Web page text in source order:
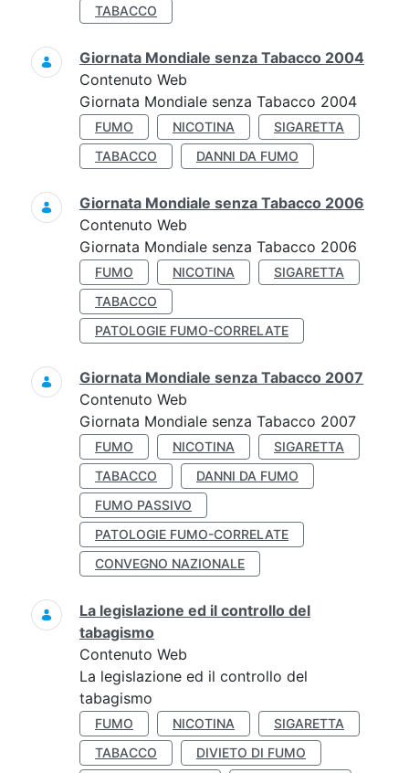
TABACCO
Giornata Mondiale senza Tabacco 2004
Contenuto Web
Giornata Mondiale senza Tabacco 2004
FUMO NICOTINA
SIGARETTA
TABACCO
DANNI DA FUMO
Giornata Mondiale senza Tabacco 2006
Contenuto Web
Giornata Mondiale senza Tabacco 2006
FUMO NICOTINA
SIGARETTA
TABACCO
PATOLOGIE FUMO-CORRELATE
Giornata Mondiale senza Tabacco 2007
Contenuto Web
Giornata Mondiale senza Tabacco 2007
FUMO NICOTINA
SIGARETTA
TABACCO
DANNI DA FUMO
FUMO PASSIVO
PATOLOGIE FUMO-CORRELATE
CONVEGNO NAZIONALE
La legislazione ed il controllo del
tabagismo
Contenuto Web
La legislazione ed il controllo del
tabagismo
FUMO NICOTINA
SIGARETTA
TABACCO
DIVIETO DI FUMO